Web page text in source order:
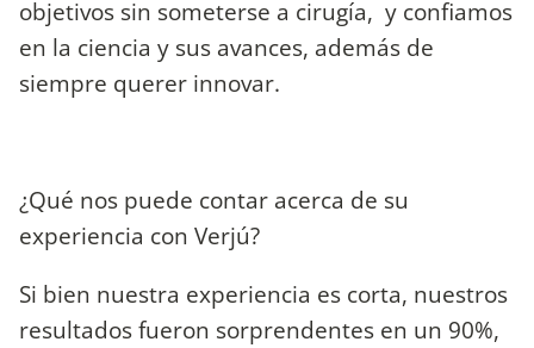
objetivos sin someterse a cirugía, y confiamos
en la ciencia y sus avances, además de
siempre querer innovar.
¿Qué nos puede contar acerca de su
experiencia con Verjú?
Si bien nuestra experiencia es corta, nuestros
resultados fueron sorprendentes en un 90%,